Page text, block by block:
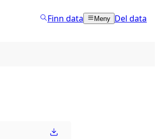
Finn data Meny Del data